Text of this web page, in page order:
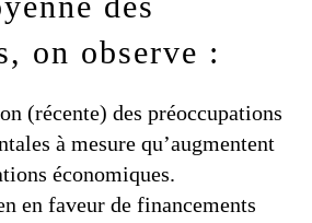
on observe :
(récente) des préoccupations
à mesure qu’augmentent
économiques.
en faveur de financements